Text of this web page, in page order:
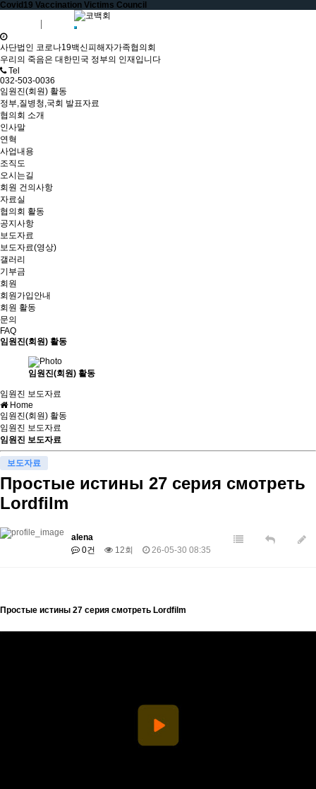
Covid19 Vaccination Victims Council
사단법인 코로나19백신피해자가족협의회
우리의 죽음은 대한민국 정부의 인재입니다
Tel
032-503-0036
임원진(회원) 활동
정부,질병청,국회 발표자료
협의회 소개
인사말
연혁
사업내용
조직도
오시는길
회원 건의사항
자료실
협의회 활동
공지사항
보도자료
보도자료(영상)
갤러리
기부금
회원
회원가입안내
회원 활동
문의
FAQ
임원진(회원) 활동
임원진(회원) 활동
임원진 보도자료
Home
임원진(회원) 활동
임원진 보도자료
임원진 보도자료
보도자료
Простые истины 27 серия смотреть
Lordfilm
alena
0건
12회 26-05-30 08:35
Простые истины 27 серия смотреть Lordfilm